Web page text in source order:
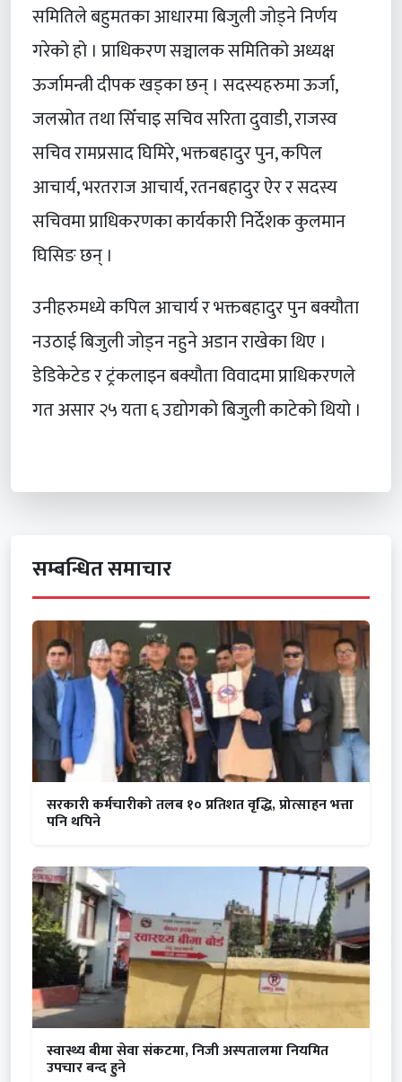
समितिले बहुमतका आधारमा बिजुली जोड्ने निर्णय
गरेको हो । प्राधिकरण सञ्चालक समितिको अध्यक्ष
ऊर्जामन्त्री दीपक खड्का छन् । सदस्यहरुमा ऊर्जा,
जलस्रोत तथा सिँचाइ सचिव सरिता दुवाडी, राजस्व
सचिव रामप्रसाद घिमिरे, भक्तबहादुर पुन, कपिल
आचार्य, भरतराज आचार्य, रतनबहादुर ऐर र सदस्य
सचिवमा प्राधिकरणका कार्यकारी निर्देशक कुलमान
घिसिङ छन् ।
उनीहरुमध्ये कपिल आचार्य र भक्तबहादुर पुन बक्यौता
नउठाई बिजुली जोड्न नहुने अडान राखेका थिए ।
डेडिकेटेड र ट्रंकलाइन बक्यौता विवादमा प्राधिकरणले
गत असार २५ यता ६ उद्योगको बिजुली काटेको थियो ।
सम्बन्धित समाचार
सरकारी कर्मचारीको तलब १० प्रतिशत वृद्धि, प्रोत्साहन भत्ता
पनि थपिने
स्वास्थ्य बीमा सेवा संकटमा, निजी अस्पतालमा नियमित
उपचार बन्द हुने